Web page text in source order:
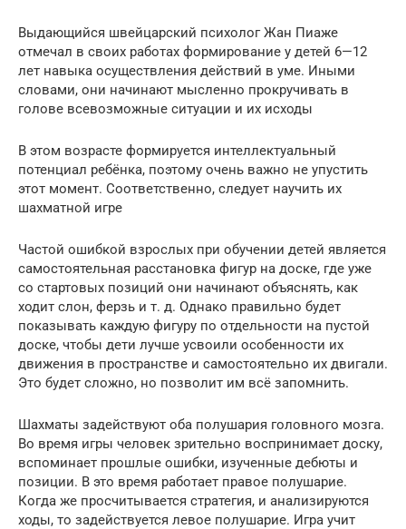
Выдающийся швейцарский психолог Жан Пиаже
отмечал в своих работах формирование у детей 6—12
лет навыка осуществления действий в уме. Иными
словами, они начинают мысленно прокручивать в
голове всевозможные ситуации и их исходы
В этом возрасте формируется интеллектуальный
потенциал ребёнка, поэтому очень важно не упустить
этот момент. Соответственно, следует научить их
шахматной игре
Частой ошибкой взрослых при обучении детей является
самостоятельная расстановка фигур на доске, где уже
со стартовых позиций они начинают объяснять, как
ходит слон, ферзь и т. д. Однако правильно будет
показывать каждую фигуру по отдельности на пустой
доске, чтобы дети лучше усвоили особенности их
движения в пространстве и самостоятельно их двигали.
Это будет сложно, но позволит им всё запомнить.
Шахматы задействуют оба полушария головного мозга.
Во время игры человек зрительно воспринимает доску,
вспоминает прошлые ошибки, изученные дебюты и
позиции. В это время работает правое полушарие.
Когда же просчитывается стратегия, и анализируются
ходы, то задействуется левое полушарие. Игра учит